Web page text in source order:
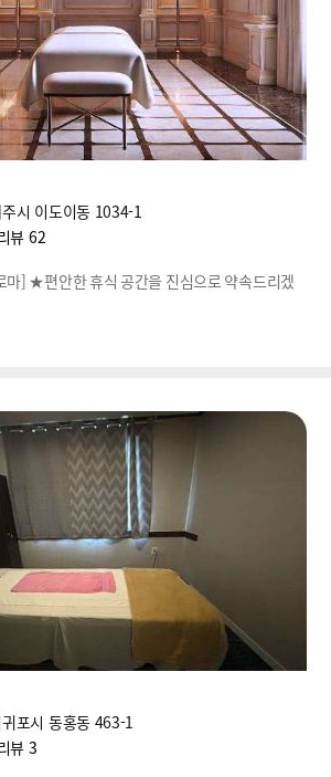
시 이도이동 1034-1
뷰 62
마] ★편안한 휴식 공간을 진심으로 약속드리겠
포시 동홍동 463-1
뷰 3